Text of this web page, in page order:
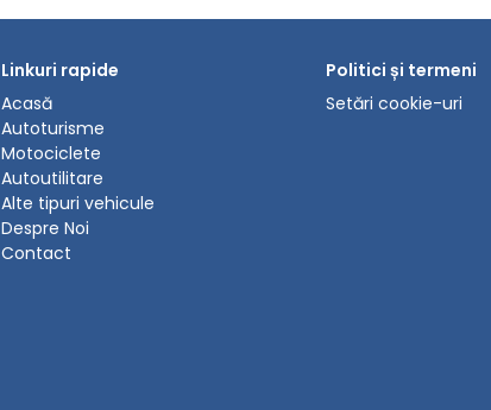
Linkuri rapide
Acasă
Autoturisme
Motociclete
Autoutilitare
Alte tipuri vehicule
Despre Noi
Contact
Politici și termeni
Setări cookie-uri